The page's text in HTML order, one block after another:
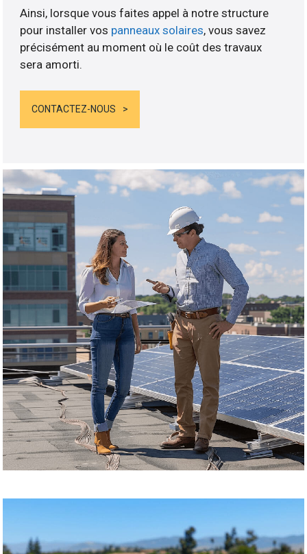
Ainsi, lorsque vous faites appel à notre structure
pour installer vos panneaux solaires, vous savez
précisément au moment où le coût des travaux
sera amorti.
CONTACTEZ-NOUS